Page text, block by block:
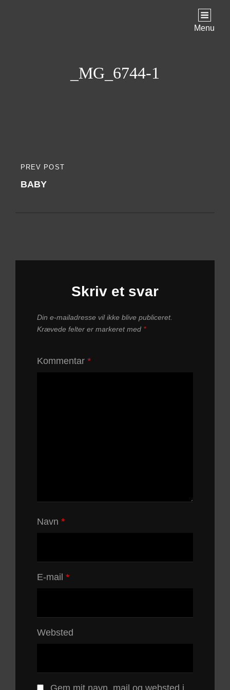
Menu
_MG_6744-1
Indlægsnavigation
PREVIOUS
POST
PREV POST
BABY
Skriv et svar
Din e-mailadresse vil ikke blive publiceret.
Krævede felter er markeret med *
Kommentar *
Navn *
E-mail *
Websted